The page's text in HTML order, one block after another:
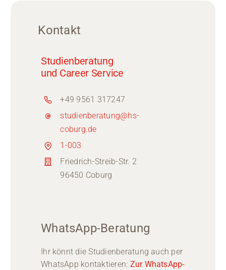
Kontakt
Studienberatung
und Career Service
+49 9561 317247
studienberatung@hs-
coburg.de
1-003
Friedrich-Streib-Str. 2
96450 Coburg
WhatsApp-Beratung
Ihr könnt die Studienberatung auch per
WhatsApp kontaktieren: Zur WhatsApp-